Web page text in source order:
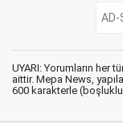
UYARI: Yorumların her
aittir. Mepa News,
600 karakterle (boşluklu)